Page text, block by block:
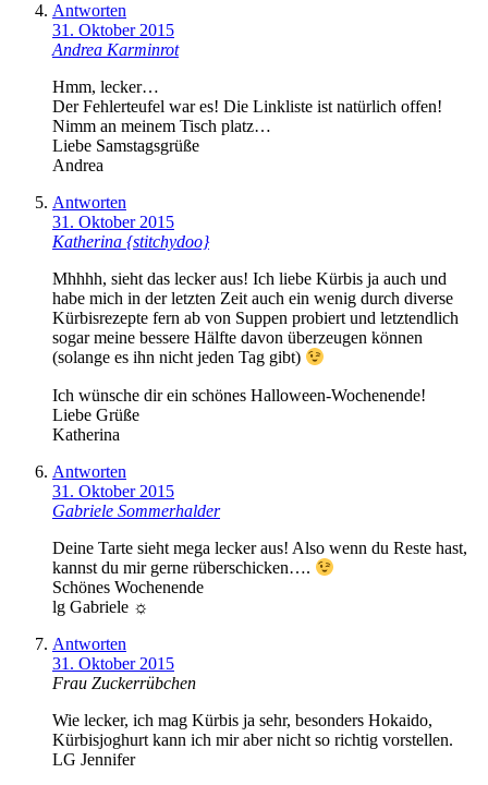
Antworten
31. Oktober 2015
Andrea Karminrot
Hmm, lecker…
Der Fehlerteufel war es! Die Linkliste ist natürlich offen!
Nimm an meinem Tisch platz…
Liebe Samstagsgrüße
Andrea
Antworten
31. Oktober 2015
Katherina {stitchydoo}
Mhhhh, sieht das lecker aus! Ich liebe Kürbis ja auch und
habe mich in der letzten Zeit auch ein wenig durch diverse
Kürbisrezepte fern ab von Suppen probiert und letztendlich
sogar meine bessere Hälfte davon überzeugen können
(solange es ihn nicht jeden Tag gibt)
Ich wünsche dir ein schönes Halloween-Wochenende!
Liebe Grüße
Katherina
Antworten
31. Oktober 2015
Gabriele Sommerhalder
Deine Tarte sieht mega lecker aus! Also wenn du Reste hast,
kannst du mir gerne rüberschicken….
Schönes Wochenende
lg Gabriele ☼
Antworten
31. Oktober 2015
Frau Zuckerrübchen
Wie lecker, ich mag Kürbis ja sehr, besonders Hokaido,
Kürbisjoghurt kann ich mir aber nicht so richtig vorstellen.
LG Jennifer